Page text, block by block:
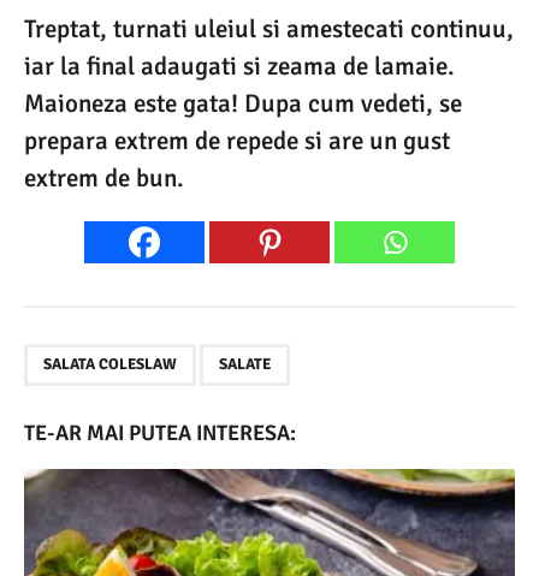
Treptat, turnati uleiul si amestecati continuu,
iar la final adaugati si zeama de lamaie.
Maioneza este gata! Dupa cum vedeti, se
prepara extrem de repede si are un gust
extrem de bun.
SALATA COLESLAW SALATE
TE-AR MAI PUTEA INTERESA: